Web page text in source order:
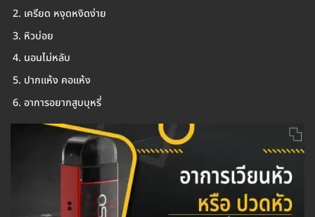
เครียด หงุดหงิดง่าย
หิวบ่อย
นอนไม่หลับ
ปากแห้ง คอแห้ง
อาการอยากสูบบุหรี่